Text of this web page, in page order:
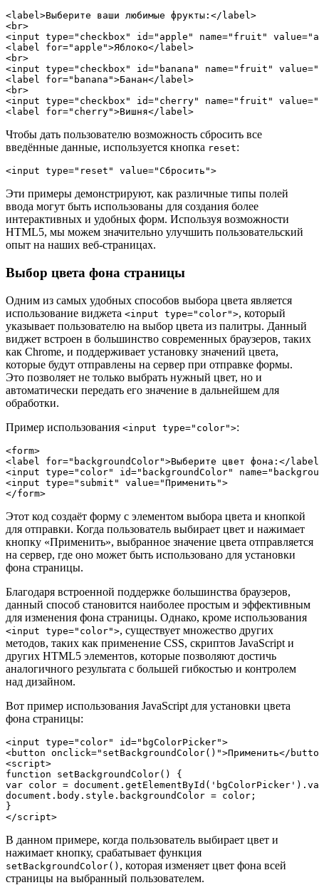
<label>Выберите ваши любимые фрукты:</label>
<br>
<input type="checkbox" id="apple" name="fruit"
<label for="apple">Яблоко</label>
<br>
<input type="checkbox" id="banana" name="fruit"
<label for="banana">Банан</label>
<br>
<input type="checkbox" id="cherry" name="fruit"
Чтобы дать пользователю возможность сбросить все
введённые данные, используется кнопка reset:
Эти примеры демонстрируют, как различные типы полей
ввода могут быть использованы для создания более
интерактивных и удобных форм. Используя возможности
HTML5, мы можем значительно улучшить пользовательский
опыт на наших веб-страницах.
Выбор цвета фона страницы
Одним из самых удобных способов выбора цвета является
использование виджета <input type="color">, который
указывает пользователю на выбор цвета из палитры. Данный
виджет встроен в большинство современных браузеров, таких
как Chrome, и поддерживает установку значений цвета,
которые будут отправлены на сервер при отправке формы.
Это позволяет не только выбрать нужный цвет, но и
автоматически передать его значение в дальнейшем для
обработки.
Пример использования <input type="color">:
<form>
<label for="backgroundColor">Выберите цвет фона:</
<input type="color" id="backgroundColor"
<input type="submit" value="Применить">
Этот код создаёт форму с элементом выбора цвета и кнопкой
для отправки. Когда пользователь выбирает цвет и нажимает
кнопку «Применить», выбранное значение цвета отправляется
на сервер, где оно может быть использовано для установки
фона страницы.
Благодаря встроенной поддержке большинства браузеров,
данный способ становится наиболее простым и эффективным
для изменения фона страницы. Однако, кроме использования
<input type="color">, существует множество других
методов, таких как применение CSS, скриптов JavaScript и
других HTML5 элементов, которые позволяют достичь
аналогичного результата с большей гибкостью и контролем
над дизайном.
Вот пример использования JavaScript для установки цвета
фона страницы:
<input type="color" id="bgColorPicker">
<button onclick="setBackgroundColor()">Применить</
<script>
function setBackgroundColor() {
var color =
document.body.style.backgroundColor = color;
}
В данном примере, когда пользователь выбирает цвет и
нажимает кнопку, срабатывает функция
setBackgroundColor() , которая изменяет цвет фона всей
страницы на выбранный пользователем.